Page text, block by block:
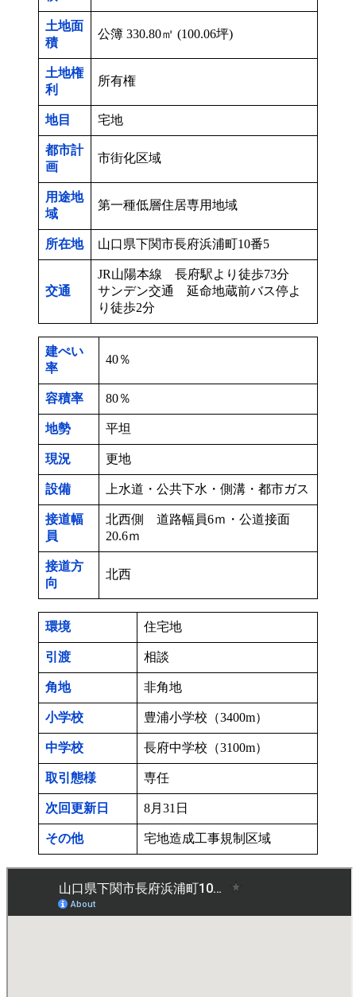
土地面
積
公簿 330.80㎡ (100.06坪)
土地権
利
所有権
地目 宅地
都市計
画
市街化区域
用途地
域
第一種低層住居専用地域
所在地 山口県下関市長府浜浦町10番5
交通
JR山陽本線 長府駅より徒歩73分
サンデン交通 延命地蔵前バス停よ
り徒歩2分
建ぺい
率
40％
容積率 80％
地勢 平坦
現況 更地
設備 上水道・公共下水・側溝・都市ガス
接道幅
員
北西側 道路幅員6ｍ・公道接面
20.6ｍ
接道方
向
北西
環境 住宅地
引渡 相談
角地 非角地
小学校 豊浦小学校（3400m）
中学校 長府中学校（3100m）
取引態様 専任
次回更新日 8月31日
その他 宅地造成工事規制区域